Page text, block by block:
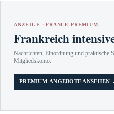
ANZEIGE · FRANCE PREMIUM
Frankreich
Nachrichten, Einordnung und praktische
Mitgliedskonto.
PREMIUM-ANGEBOTE ANSEHEN